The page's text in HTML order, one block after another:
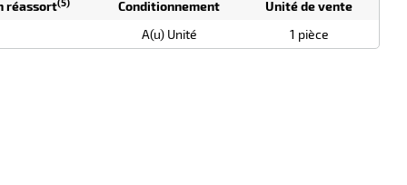
réassort(5) Conditionnement
Unité de vente
A(u) Unité 1 pièce